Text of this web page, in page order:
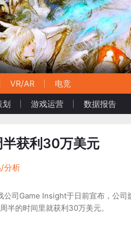
VR/AR
电竞
划 游戏运营 数据报告
获利30万美元
分析
公司Game Insight于日前宣布，公司
半的时间里就获利30万美元。